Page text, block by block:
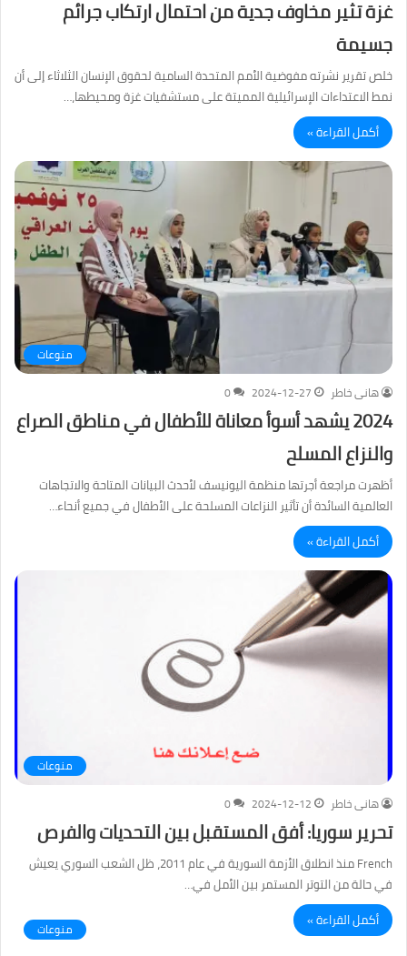
غزة تثير مخاوف جدية من احتمال ارتكاب جرائم
جسيمة
خلص تقرير نشرته مفوضية الأمم المتحدة السامية لحقوق الإنسان الثلاثاء إلى أن
نمط الاعتداءات الإسرائيلية المميتة على مستشفيات غزة ومحيطها،…
أكمل القراءة »
منوعات
هانى خاطر
2024-12-27
0
2024 يشهد أسوأ معاناة للأطفال في مناطق الصراع
والنزاع المسلح
أظهرت مراجعة أجرتها منظمة اليونيسف لأحدث البيانات المتاحة والاتجاهات
العالمية السائدة أن تأثير النزاعات المسلحة على الأطفال في جميع أنحاء…
أكمل القراءة »
منوعات
هانى خاطر
2024-12-12
0
تحرير سوريا: أفق المستقبل بين التحديات والفرص
French منذ انطلاق الأزمة السورية في عام 2011، ظل الشعب السوري يعيش
في حالة من التوتر المستمر بين الأمل في…
أكمل القراءة »
منوعات